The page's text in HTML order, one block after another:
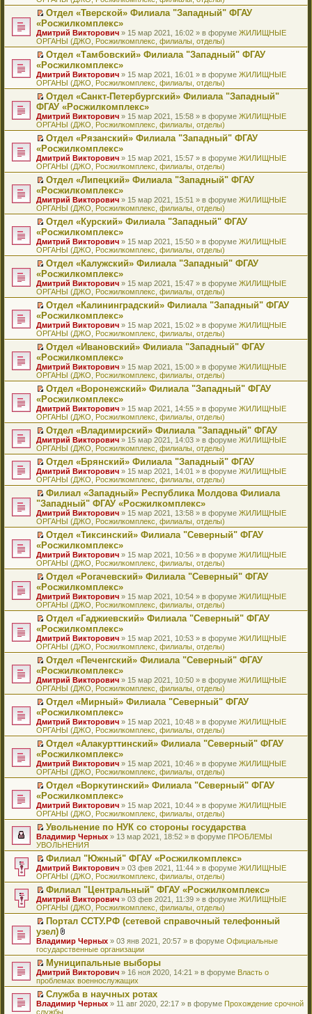
щ
е
н
ю
у
с
о
б
щ
е
н
ю
а
н
н
м
у
с
о
б
щ
е
н
и
ю
р
о
ч
т
а
н
н
м
у
с
о
о
б
щ
е
н
ю
м
у
н
п
р
о
ч
т
а
н
н
о
м
у
с
о
б
щ
е
н
ю
п
е
р
о
м
у
н
п
р
о
ч
и
т
а
н
н
м
у
с
о
б
щ
е
н
ю
е
й
т
к
п
е
р
о
м
у
н
е
п
р
о
ч
т
а
н
н
м
у
с
о
б
щ
е
н
ю
П
р
е
й
т
к
п
е
р
в
о
м
у
н
п
р
о
ч
т
а
н
н
м
у
с
о
б
щ
е
н
ю
Отдел «Тверской» Филиала "Западный" ФГАУ
«Росжилкомплекс»
Дмитрий Викторович » 15 мар 2021, 16:02 » в форуме ЖИЛИЩНЫЕ
ОРГАНЫ (ДЖО, Росжилкомплекс, филиалы, отделы)
П
р
е
й
т
и
к
п
е
р
о
м
у
н
п
р
о
ч
т
а
н
н
м
у
с
о
б
щ
е
н
ю
Отдел «Тамбовский» Филиала "Западный" ФГАУ
«Росжилкомплекс»
Дмитрий Викторович » 15 мар 2021, 16:01 » в форуме ЖИЛИЩНЫЕ
ОРГАНЫ (ДЖО, Росжилкомплекс, филиалы, отделы)
П
е
р
е
й
т
к
п
е
р
о
м
у
н
п
р
о
ч
т
а
н
н
м
у
с
о
б
щ
е
н
ю
Отдел «Санкт-Петербургский» Филиала "Западный"
ФГАУ «Росжилкомплекс»
Дмитрий Викторович » 15 мар 2021, 15:58 » в форуме ЖИЛИЩНЫЕ
ОРГАНЫ (ДЖО, Росжилкомплекс, филиалы, отделы)
П
р
е
й
т
к
п
е
р
о
м
у
н
п
р
о
ч
т
а
н
н
м
у
с
о
б
щ
е
н
и
ю
Отдел «Рязанский» Филиала "Западный" ФГАУ
«Росжилкомплекс»
Дмитрий Викторович » 15 мар 2021, 15:57 » в форуме ЖИЛИЩНЫЕ
ОРГАНЫ (ДЖО, Росжилкомплекс, филиалы, отделы)
П
р
е
й
т
к
п
е
р
о
м
у
н
п
р
о
ч
т
а
н
н
м
у
с
о
о
б
щ
е
н
и
ю
Отдел «Липецкий» Филиала "Западный" ФГАУ
«Росжилкомплекс»
Дмитрий Викторович » 15 мар 2021, 15:51 » в форуме ЖИЛИЩНЫЕ
ОРГАНЫ (ДЖО, Росжилкомплекс, филиалы, отделы)
П
р
е
й
т
к
п
е
р
о
м
у
н
п
р
о
ч
т
а
н
н
о
м
у
с
о
о
б
щ
е
н
и
ю
Отдел «Курский» Филиала "Западный" ФГАУ
«Росжилкомплекс»
Дмитрий Викторович » 15 мар 2021, 15:50 » в форуме ЖИЛИЩНЫЕ
ОРГАНЫ (ДЖО, Росжилкомплекс, филиалы, отделы)
П
р
е
й
т
к
п
е
р
о
м
у
н
п
р
о
ч
и
т
а
н
н
о
м
у
с
о
о
б
щ
е
н
и
ю
Отдел «Калужский» Филиала "Западный" ФГАУ
«Росжилкомплекс»
Дмитрий Викторович » 15 мар 2021, 15:47 » в форуме ЖИЛИЩНЫЕ
ОРГАНЫ (ДЖО, Росжилкомплекс, филиалы, отделы)
П
р
е
й
т
к
п
е
р
о
м
у
н
е
п
р
о
ч
и
т
а
н
н
о
м
у
с
о
о
б
щ
е
н
и
ю
Отдел «Калининградский» Филиала "Западный" ФГАУ
«Росжилкомплекс»
Дмитрий Викторович » 15 мар 2021, 15:02 » в форуме ЖИЛИЩНЫЕ
ОРГАНЫ (ДЖО, Росжилкомплекс, филиалы, отделы)
П
р
е
й
т
к
п
е
р
в
о
м
у
н
е
п
р
о
ч
и
т
а
н
н
о
м
у
с
о
о
б
щ
е
н
и
ю
Отдел «Ивановский» Филиала "Западный" ФГАУ
«Росжилкомплекс»
Дмитрий Викторович » 15 мар 2021, 15:00 » в форуме ЖИЛИЩНЫЕ
ОРГАНЫ (ДЖО, Росжилкомплекс, филиалы, отделы)
П
р
е
й
т
и
к
п
е
р
в
о
м
у
н
е
п
р
о
ч
и
т
а
н
н
о
м
у
с
о
о
б
щ
е
н
и
ю
Отдел «Воронежский» Филиала "Западный" ФГАУ
«Росжилкомплекс»
Дмитрий Викторович » 15 мар 2021, 14:55 » в форуме ЖИЛИЩНЫЕ
ОРГАНЫ (ДЖО, Росжилкомплекс, филиалы, отделы)
П
е
р
е
й
т
и
к
п
е
р
в
о
м
у
н
е
п
р
о
ч
и
т
а
н
н
о
м
у
с
о
о
б
щ
е
н
и
ю
Отдел «Владимирский» Филиала "Западный" ФГАУ
Дмитрий Викторович » 15 мар 2021, 14:03 » в форуме ЖИЛИЩНЫЕ
ОРГАНЫ (ДЖО, Росжилкомплекс, филиалы, отделы)
П
е
р
е
й
т
и
к
п
е
р
в
о
м
у
н
е
п
р
о
ч
и
т
а
н
н
о
м
у
с
о
о
б
щ
е
н
и
ю
Отдел «Брянский» Филиала "Западный" ФГАУ
Дмитрий Викторович » 15 мар 2021, 14:01 » в форуме ЖИЛИЩНЫЕ
ОРГАНЫ (ДЖО, Росжилкомплекс, филиалы, отделы)
П
е
р
е
й
т
к
п
е
р
о
м
у
н
п
р
о
ч
т
а
н
н
м
у
с
о
б
щ
е
н
ю
Филиал «Западный» Республика Молдова Филиала
"Западный" ФГАУ «Росжилкомплекс»
Дмитрий Викторович » 15 мар 2021, 13:58 » в форуме ЖИЛИЩНЫЕ
ОРГАНЫ (ДЖО, Росжилкомплекс, филиалы, отделы)
П
р
е
й
т
к
п
е
р
о
м
у
н
п
р
о
ч
т
а
н
н
м
у
с
о
б
щ
е
н
и
ю
Отдел «Тиксинский» Филиала "Северный" ФГАУ
«Росжилкомплекс»
Дмитрий Викторович » 15 мар 2021, 10:56 » в форуме ЖИЛИЩНЫЕ
ОРГАНЫ (ДЖО, Росжилкомплекс, филиалы, отделы)
П
р
е
й
т
к
п
е
р
о
м
у
н
п
р
о
ч
т
а
н
н
м
у
с
о
о
б
щ
е
н
и
ю
Отдел «Рогачевский» Филиала "Северный" ФГАУ
«Росжилкомплекс»
Дмитрий Викторович » 15 мар 2021, 10:54 » в форуме ЖИЛИЩНЫЕ
ОРГАНЫ (ДЖО, Росжилкомплекс, филиалы, отделы)
П
р
е
й
т
к
п
е
р
о
м
у
н
п
р
о
ч
т
а
н
н
о
м
у
с
о
о
б
щ
е
н
и
ю
Отдел «Гаджиевский» Филиала "Северный" ФГАУ
«Росжилкомплекс»
Дмитрий Викторович » 15 мар 2021, 10:53 » в форуме ЖИЛИЩНЫЕ
ОРГАНЫ (ДЖО, Росжилкомплекс, филиалы, отделы)
П
р
е
й
т
к
п
е
р
о
м
у
н
п
р
о
ч
и
т
а
н
н
о
м
у
с
о
о
б
щ
е
н
и
ю
Отдел «Печенгский» Филиала "Северный" ФГАУ
«Росжилкомплекс»
Дмитрий Викторович » 15 мар 2021, 10:50 » в форуме ЖИЛИЩНЫЕ
ОРГАНЫ (ДЖО, Росжилкомплекс, филиалы, отделы)
П
р
е
й
т
к
п
е
р
о
м
у
н
е
п
р
о
ч
и
т
а
н
н
о
м
у
с
о
о
б
щ
е
н
и
Отдел «Мирный» Филиала "Северный" ФГАУ
«Росжилкомплекс»
Дмитрий Викторович » 15 мар 2021, 10:48 » в форуме ЖИЛИЩНЫЕ
ОРГАНЫ (ДЖО, Росжилкомплекс, филиалы, отделы)
П
р
е
й
т
к
п
е
р
в
о
м
у
н
е
п
р
о
ч
и
т
а
н
н
о
м
у
с
о
о
Отдел «Алакурттинский» Филиала "Северный" ФГАУ
«Росжилкомплекс»
Дмитрий Викторович » 15 мар 2021, 10:46 » в форуме ЖИЛИЩНЫЕ
ОРГАНЫ (ДЖО, Росжилкомплекс, филиалы, отделы)
П
р
е
й
т
и
к
п
е
р
в
о
м
у
н
е
п
р
о
ч
и
т
а
н
н
о
Отдел «Воркутинский» Филиала "Северный" ФГАУ
«Росжилкомплекс»
Дмитрий Викторович » 15 мар 2021, 10:44 » в форуме ЖИЛИЩНЫЕ
ОРГАНЫ (ДЖО, Росжилкомплекс, филиалы, отделы)
П
е
р
е
й
т
и
к
п
е
р
в
о
м
у
н
е
п
р
о
ч
и
Увольнение по НУК со стороны государства
Владимир Черных » 13 мар 2021, 18:52 » в форуме ПРОБЛЕМЫ
УВОЛЬНЕНИЯ
П
е
р
е
й
т
и
к
п
е
р
в
о
м
у
н
е
п
Филиал "Южный" ФГАУ «Росжилкомплекс»
Дмитрий Викторович » 03 фев 2021, 11:44 » в форуме ЖИЛИЩНЫЕ
ОРГАНЫ (ДЖО, Росжилкомплекс, филиалы, отделы)
П
е
р
й
т
и
к
п
е
р
в
о
м
Филиал "Центральный" ФГАУ «Росжилкомплекс»
Дмитрий Викторович » 03 фев 2021, 11:39 » в форуме ЖИЛИЩНЫЕ
ОРГАНЫ (ДЖО, Росжилкомплекс, филиалы, отделы)
П
е
р
е
й
т
и
к
п
е
р
Портал ССТУ.РФ (сетевой справочный телефонный
узел)
В
л
о
ж
е
н
и
я
Владимир Черных » 03 янв 2021, 20:57 » в форуме Официальные
государственные организации
П
е
р
е
й
т
Муниципальные выборы
Дмитрий Викторович » 16 ноя 2020, 14:21 » в форуме Власть о
проблемах военнослужащих
П
е
Служба в научных ротах
Владимир Черных » 11 авг 2020, 22:17 » в форуме Прохождение срочной
службы